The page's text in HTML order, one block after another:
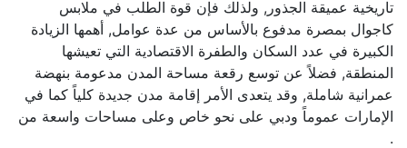
تاريخية عميقة الجذور, ولذلك فإن قوة الطلب في ملابس
كاجوال بمصرة مدفوع بالأساس من عدة عوامل, أهمها الزيادة
الكبيرة في عدد السكان والطفرة الاقتصادية التي تعيشها
المنطقة, فضلاً عن توسع رقعة مساحة المدن مدعومة بنهضة
عمرانية شاملة, وقد يتعدى الأمر إقامة مدن جديدة كلياً كما في
الإمارات عموماً ودبي على نحو خاص وعلى مساحات واسعة من